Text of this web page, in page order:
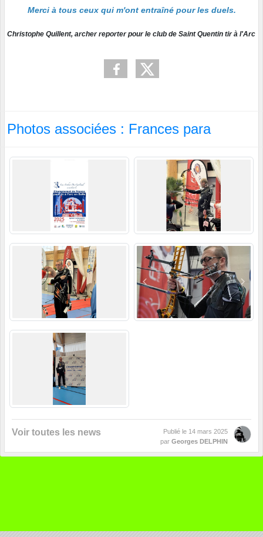
Merci à tous ceux qui m'ont entraîné pour les duels.
Christophe Quillent, archer reporter pour le club de Saint Quentin tir à l'Arc
Photos associées : Frances para
Voir toutes les news Publié le 14 mars 2025
par Georges DELPHIN